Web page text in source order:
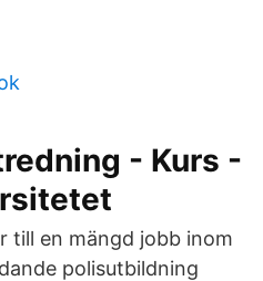
- Kurs -
till en mängd jobb inom
polisutbildning